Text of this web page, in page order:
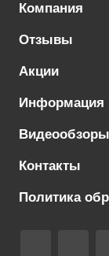
Компания
Отзывы
Акции
Информация
Видеообзоры
Контакты
Политика